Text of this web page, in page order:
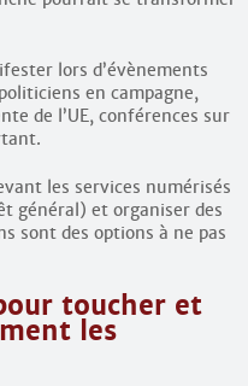
lors d’évènements
en campagne,
de l’UE, conférences sur
les services numérisés
général) et organiser des
sont des options à ne pas
toucher et
les